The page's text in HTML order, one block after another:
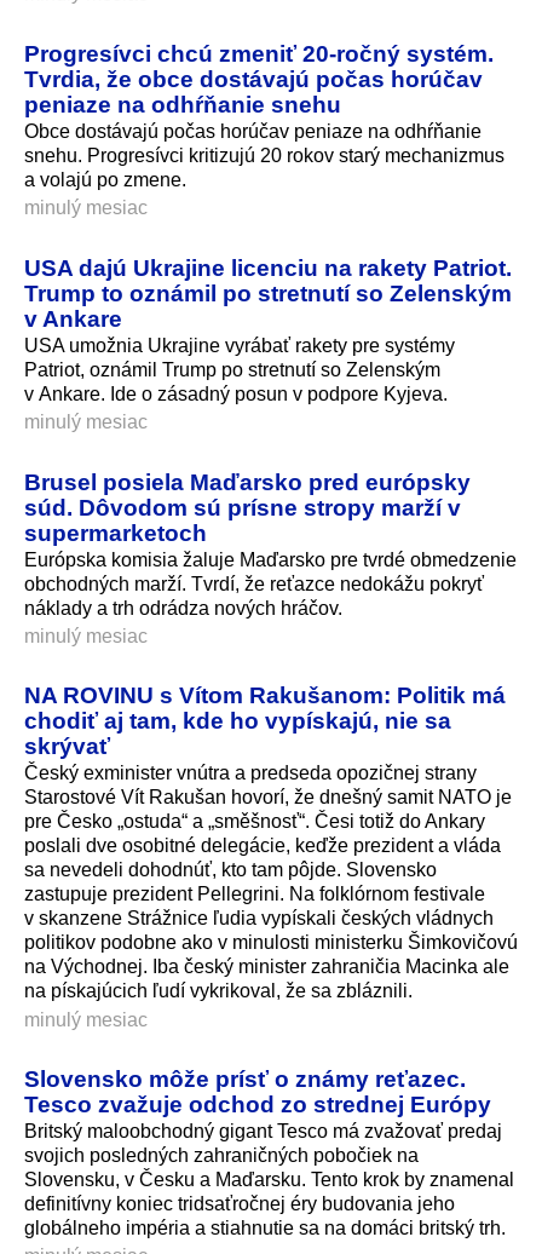
Progresívci chcú zmeniť 20-ročný systém.
Tvrdia, že obce dostávajú počas horúčav
peniaze na odhŕňanie snehu
Obce dostávajú počas horúčav peniaze na odhŕňanie
snehu. Progresívci kritizujú 20 rokov starý mechanizmus
a volajú po zmene.
minulý mesiac
USA dajú Ukrajine licenciu na rakety Patriot.
Trump to oznámil po stretnutí so Zelenským
v Ankare
USA umožnia Ukrajine vyrábať rakety pre systémy
Patriot, oznámil Trump po stretnutí so Zelenským
v Ankare. Ide o zásadný posun v podpore Kyjeva.
minulý mesiac
Brusel posiela Maďarsko pred európsky
súd. Dôvodom sú prísne stropy marží v
supermarketoch
Európska komisia žaluje Maďarsko pre tvrdé obmedzenie
obchodných marží. Tvrdí, že reťazce nedokážu pokryť
náklady a trh odrádza nových hráčov.
minulý mesiac
NA ROVINU s Vítom Rakušanom: Politik má
chodiť aj tam, kde ho vypískajú, nie sa
skrývať
Český exminister vnútra a predseda opozičnej strany
Starostové Vít Rakušan hovorí, že dnešný samit NATO je
pre Česko „ostuda“ a „směšnosť“. Česi totiž do Ankary
poslali dve osobitné delegácie, keďže prezident a vláda
sa nevedeli dohodnúť, kto tam pôjde. Slovensko
zastupuje prezident Pellegrini. Na folklórnom festivale
v skanzene Strážnice ľudia vypískali českých vládnych
politikov podobne ako v minulosti ministerku Šimkovičovú
na Východnej. Iba český minister zahraničia Macinka ale
na pískajúcich ľudí vykrikoval, že sa zbláznili.
minulý mesiac
Slovensko môže prísť o známy reťazec.
Tesco zvažuje odchod zo strednej Európy
Britský maloobchodný gigant Tesco má zvažovať predaj
svojich posledných zahraničných pobočiek na
Slovensku, v Česku a Maďarsku. Tento krok by znamenal
definitívny koniec tridsaťročnej éry budovania jeho
globálneho impéria a stiahnutie sa na domáci britský trh.